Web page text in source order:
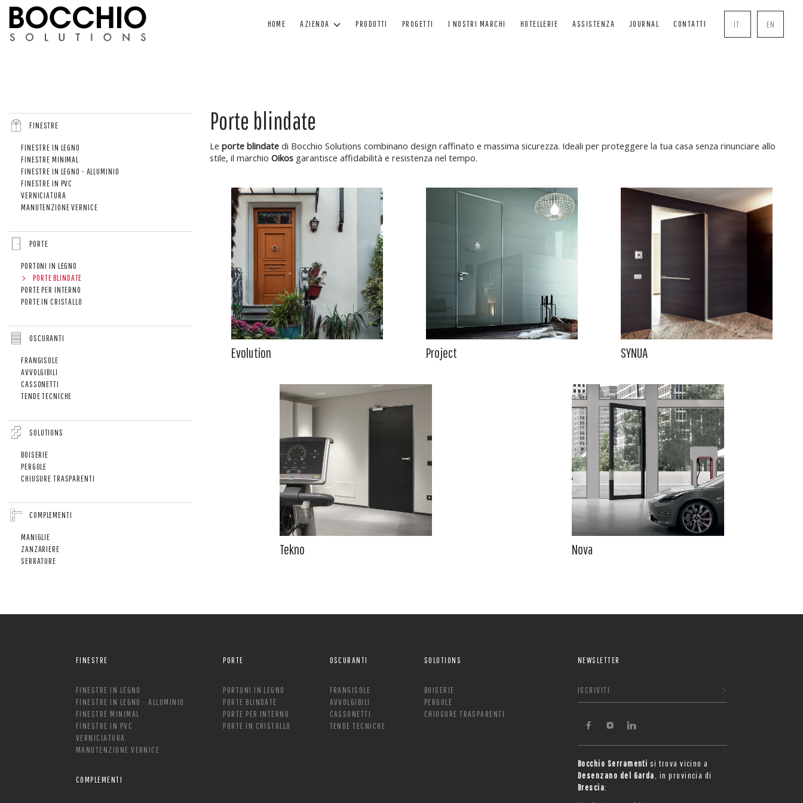
HOME AZIENDA PRODOTTI
FINESTRE IN LEGNO - ALLUMINIO
FINESTRE MINIMAL
FINESTRE IN PVC
MANUTENZIONE VERNICE
PORTE PER INTERNO
PORTE IN CRISTALLO
CASSONETTI
CHIUSURE TRASPARENTI
SERRATURE
PROGETTI I NOSTRI MARCHI HOTELLERIE ASSISTENZA JOURNAL CONTATTI IT EN
FINESTRE
FINESTRE IN LEGNO
FINESTRE MINIMAL
FINESTRE IN LEGNO - ALLUMINIO
FINESTRE IN PVC
VERNICIATURA
MANUTENZIONE VERNICE
PORTE
PORTONI IN LEGNO
PORTE BLINDATE
PORTE PER INTERNO
PORTE IN CRISTALLO
OSCURANTI
FRANGISOLE
AVVOLGIBILI
CASSONETTI
TENDE TECNICHE
SOLUTIONS
BOISERIE
PERGOLE
CHIUSURE TRASPARENTI
COMPLEMENTI
MANIGLIE
ZANZARIERE
SERRATURE
Porte blindate
Le porte blindate di Bocchio Solutions combinano design raffinato e massima sicurezza. Ideali per proteggere la tua casa senza rinunciare allo
stile, il marchio Oikos garantisce affidabilità e resistenza nel tempo.
Evolution Project SYNUA
Tekno Nova
FINESTRE
FINESTRE IN LEGNO
FINESTRE IN LEGNO - ALLUMINIO
FINESTRE MINIMAL
FINESTRE IN PVC
VERNICIATURA
MANUTENZIONE VERNICE
PORTE
PORTONI IN LEGNO
PORTE BLINDATE
PORTE PER INTERNO
PORTE IN CRISTALLO
OSCURANTI
FRANGISOLE
AVVOLGIBILI
CASSONETTI
TENDE TECNICHE
SOLUTIONS
BOISERIE
PERGOLE
CHIUSURE TRASPARENTI
COMPLEMENTI
NEWSLETTER
ISCRIVITI
Bocchio Serramenti si trova vicino a
Desenzano del Garda , in provincia di
Brescia: